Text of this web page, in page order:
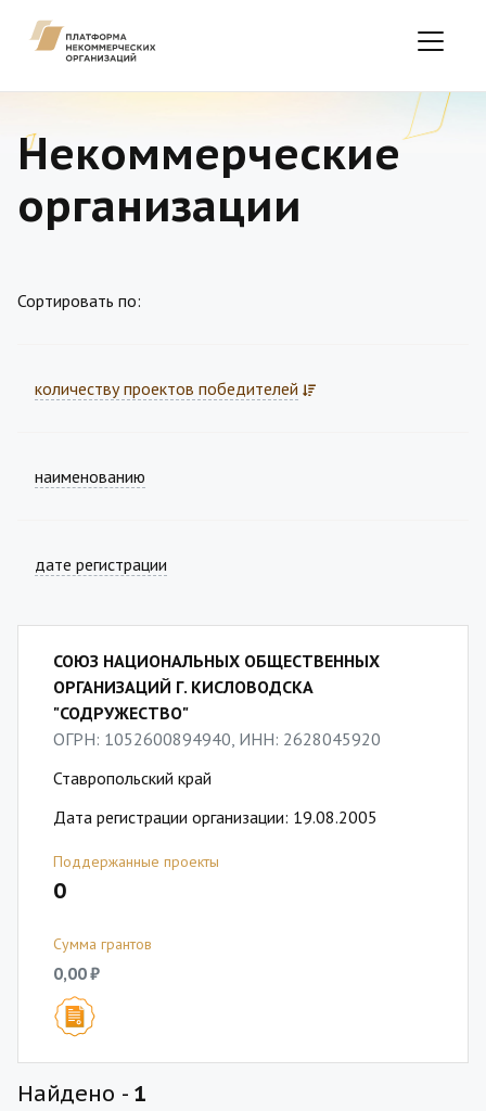
Некоммерческие
организации
Сортировать по:
количеству проектов победителей
наименованию
дате регистрации
СОЮЗ НАЦИОНАЛЬНЫХ ОБЩЕСТВЕННЫХ
ОРГАНИЗАЦИЙ Г. КИСЛОВОДСКА
"СОДРУЖЕСТВО"
ОГРН: 1052600894940, ИНН: 2628045920
Ставропольский край
Дата регистрации организации: 19.08.2005
Поддержанные проекты
0
Сумма грантов
0,00 ₽
Найдено - 1